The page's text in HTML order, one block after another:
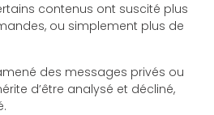
contenus ont suscité plus
ou simplement plus de
des messages privés ou
d’être analysé et décliné,